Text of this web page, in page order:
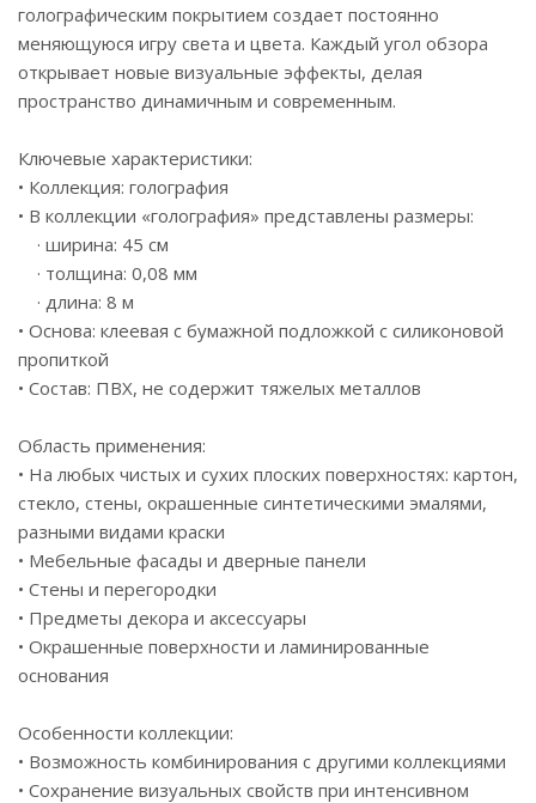
голографическим покрытием создает постоянно
меняющуюся игру света и цвета. Каждый угол обзора
открывает новые визуальные эффекты, делая
пространство динамичным и современным.
Ключевые характеристики:
• Коллекция: голография
• В коллекции «голография» представлены размеры:
· ширина: 45 см
· толщина: 0,08 мм
· длина: 8 м
• Основа: клеевая с бумажной подложкой с силиконовой
пропиткой
• Состав: ПВХ, не содержит тяжелых металлов
Область применения:
• На любых чистых и сухих плоских поверхностях: картон,
стекло, стены, окрашенные синтетическими эмалями,
разными видами краски
• Мебельные фасады и дверные панели
• Стены и перегородки
• Предметы декора и аксессуары
• Окрашенные поверхности и ламинированные
основания
Особенности коллекции:
• Возможность комбинирования с другими коллекциями
• Сохранение визуальных свойств при интенсивном